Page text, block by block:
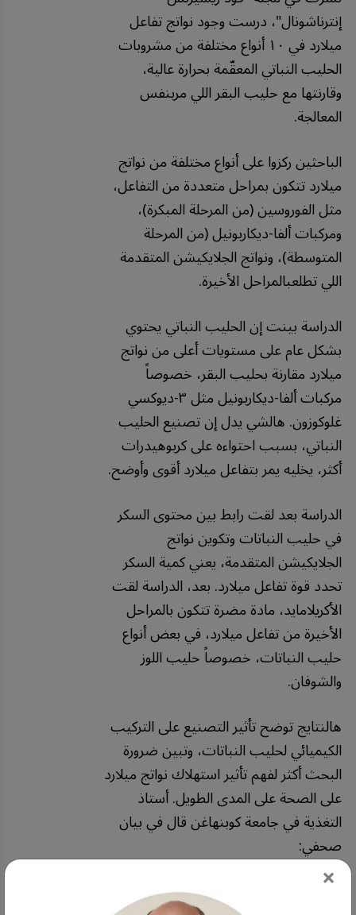
إنترناشونال"، درست وجود نواتج تفاعل
ميلارد في ١٠ أنواع مختلفة من مشروبات
الحليب النباتي المعقّمة بحرارة عالية،
وقارنتها مع حليب البقر اللي مربنفس
المعالجة.
الباحثين ركزوا على أنواع مختلفة من نواتج
ميلارد تتكون بمراحل متعددة من التفاعل،
مثل الفوروسين (من المرحلة المبكرة)،
ومركبات ألفا-ديكاربونيل (من المرحلة
المتوسطة)، ونواتج الجلايكيشن المتقدمة
اللي تطلعبالمراحل الأخيرة.
الدراسة بينت إن الحليب النباتي يحتوي
بشكل عام على مستويات أعلى من نواتج
ميلارد مقارنة بحليب البقر، خصوصاً
مركبات ألفا-ديكاربونيل مثل ٣-ديوكسي
غلوكوزون. هالشي يدل إن تصنيع الحليب
النباتي، بسبب احتواءه على كربوهيدرات
أكثر، يخليه يمر بتفاعل ميلارد أقوى وأوضح.
الدراسة بعد لقت رابط بين محتوى السكر
في حليب النباتات وتكوين نواتج
الجلايكيشن المتقدمة، يعني كمية السكر
تحدد قوة تفاعل ميلارد. بعد، الدراسة لقت
الأكريلامايد، مادة مضرة تتكون بالمراحل
الأخيرة من تفاعل ميلارد، في بعض أنواع
حليب النباتات، خصوصاً حليب اللوز
والشوفان.
هالنتايج توضح تأثير التصنيع على التركيب
الكيميائي لحليب النباتات، وتبين ضرورة
البحث أكثر لفهم تأثير استهلاك نواتج ميلارد
على الصحة على المدى الطويل. أستاذ
التغذية في جامعة كوبنهاغن قال في بيان
صحفي:
المركبات الناتجةمنتفاعلات ×